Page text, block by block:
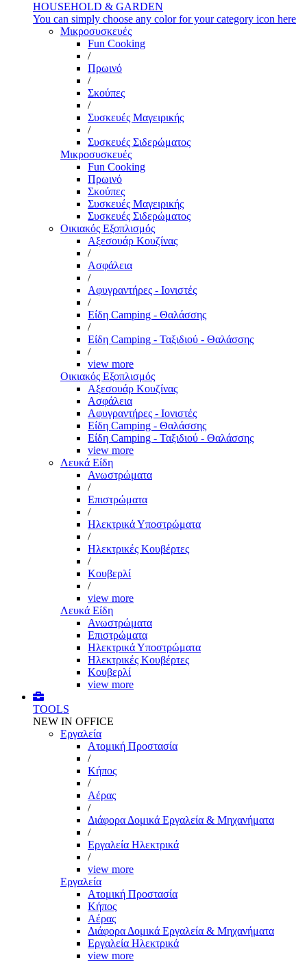
HOUSEHOLD & GARDEN
You can simply choose any color for your category icon here
Μικροσυσκευές
Fun Cooking
/
Πρωινό
/
Σκούπες
/
Συσκευές Μαγειρικής
/
Συσκευές Σιδερώματος
Μικροσυσκευές
Fun Cooking
Πρωινό
Σκούπες
Συσκευές Μαγειρικής
Συσκευές Σιδερώματος
Οικιακός Εξοπλισμός
Αξεσουάρ Κουζίνας
/
Ασφάλεια
/
Αφυγραντήρες - Ιονιστές
/
Είδη Camping - Θαλάσσης
/
Είδη Camping - Ταξιδιού - Θαλάσσης
/
view more
Οικιακός Εξοπλισμός
Αξεσουάρ Κουζίνας
Ασφάλεια
Αφυγραντήρες - Ιονιστές
Είδη Camping - Θαλάσσης
Είδη Camping - Ταξιδιού - Θαλάσσης
view more
Λευκά Είδη
Ανωστρώματα
/
Επιστρώματα
/
Ηλεκτρικά Υποστρώματα
/
Ηλεκτρικές Κουβέρτες
/
Κουβερλί
/
view more
Λευκά Είδη
Ανωστρώματα
Επιστρώματα
Ηλεκτρικά Υποστρώματα
Ηλεκτρικές Κουβέρτες
Κουβερλί
view more
TOOLS
NEW IN OFFICE
Εργαλεία
Aτομική Προστασία
/
Kήπος
/
Αέρας
/
Διάφορα Δομικά Εργαλεία & Μηχανήματα
/
Εργαλεία Ηλεκτρικά
/
view more
Εργαλεία
Aτομική Προστασία
Kήπος
Αέρας
Διάφορα Δομικά Εργαλεία & Μηχανήματα
Εργαλεία Ηλεκτρικά
view more